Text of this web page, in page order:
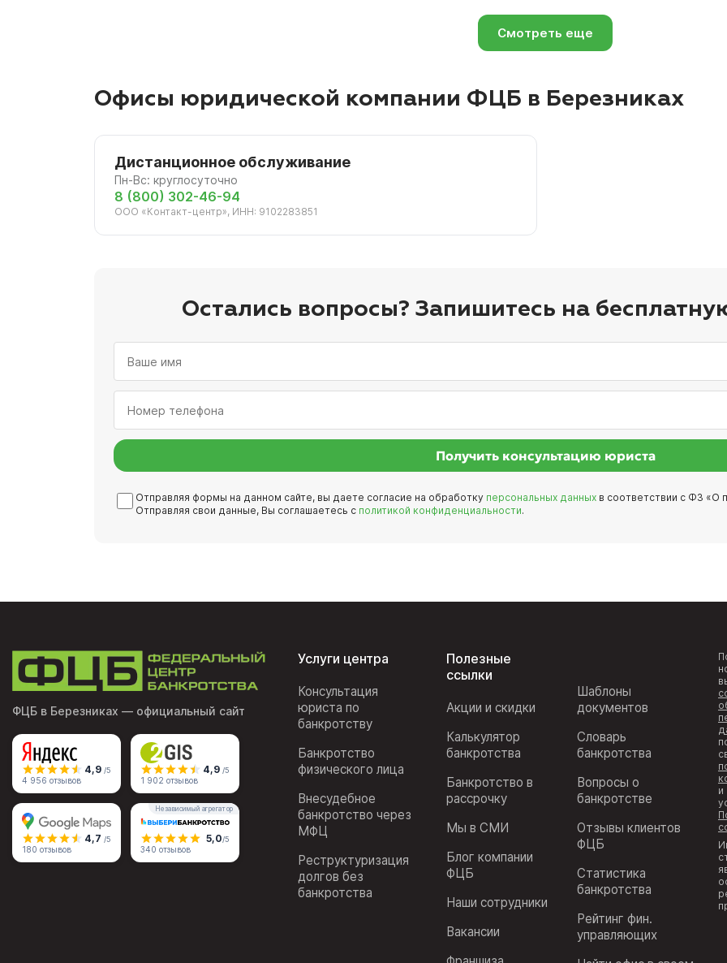
Смотреть еще
Офисы юридической компании ФЦБ в Березниках
Дистанционное обслуживание
Пн-Вс: круглосуточно
8 (800) 302-46-94
ООО «Контакт-центр», ИНН: 9102283851
Остались вопросы? Запишитесь на
Получить консультацию юриста
Отправляя формы на данном сайте, вы даете согласие на обработку персональных данных в соответствии с ФЗ «О
Отправляя свои данные, Вы соглашаетесь с политикой конфиденциальности.
ФЦБ в Березниках — официальный сайт
4,9 /5
4 956 отзывов
4,9 /5
1 902 отзывов
4,7 /5
180 отзывов
Независимый агрегатор
5,0/5
340 отзывов
Услуги центра
Консультация
юриста по
банкротству
Банкротство
физического лица
Внесудебное
банкротство через
МФЦ
Реструктуризация
долгов без
банкротства
Полезные
ссылки
Акции и скидки
Калькулятор
банкротства
Банкротство в
рассрочку
Мы в СМИ
Блог компании
ФЦБ
Наши сотрудники
Вакансии
Шаблоны
документов
Словарь
банкротства
Вопросы о
банкротстве
Отзывы клиентов
ФЦБ
Статистика
банкротства
Рейтинг фин.
управляющих
и